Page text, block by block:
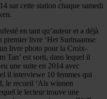
sur cette station chaque samedi
en tant qu’auteur et a déjà
premier livre ‘Het Surinaamse
livre photo pour la Croix-
Tan’ est sorti, dans lequel il
une suite en 2014 avec
il interviewe 10 femmes qui
le recueil ‘Als winnen
le lecteur trouve une